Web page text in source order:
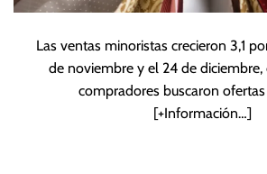
Las ventas minoristas crecieron 3,1
de noviembre y el 24 de
compradores buscaron
[+Información…]